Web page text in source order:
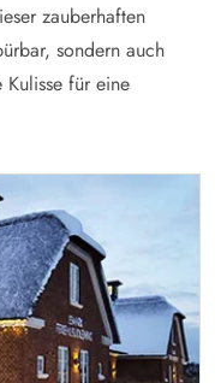
zauberhaften
sondern auch
für eine